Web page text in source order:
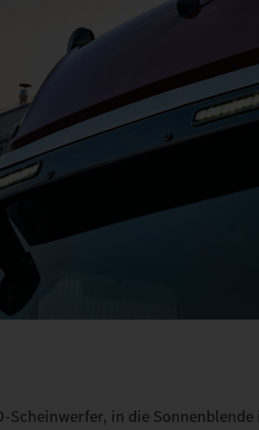
Scheinwerfer, in die